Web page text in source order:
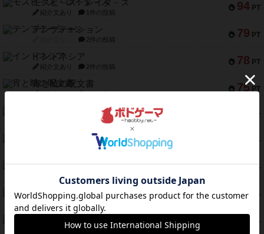
94 PT
モズビ－ズ・レイダ－ズ
紹介文あり 1件の投稿
79 PT
テンプテーション
2件の投稿
78 PT
インドネシア
紹介文あり 2件の投稿
75 PT
宵と暁の呪文書
紹介文あり 8件の投稿
PT
リスボン・トラム 28
9件の投稿
PT
1件の投稿
66 PT
ブラヴェスト
60 PT
スペクタキュラー
紹介文なし 1件の投稿
PT
紹介文あり 13件の投稿